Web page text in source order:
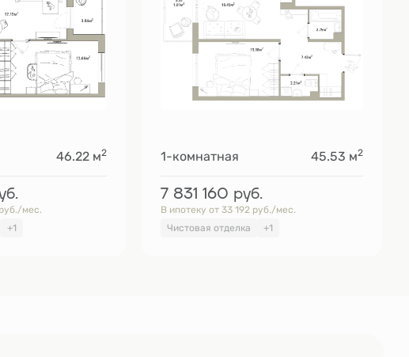
46.22 м2
мес.
+1
1-комнатная 45.53 м2
7 831 160 руб.
В ипотеку от 33 192 руб./мес.
Чистовая отделка
+1